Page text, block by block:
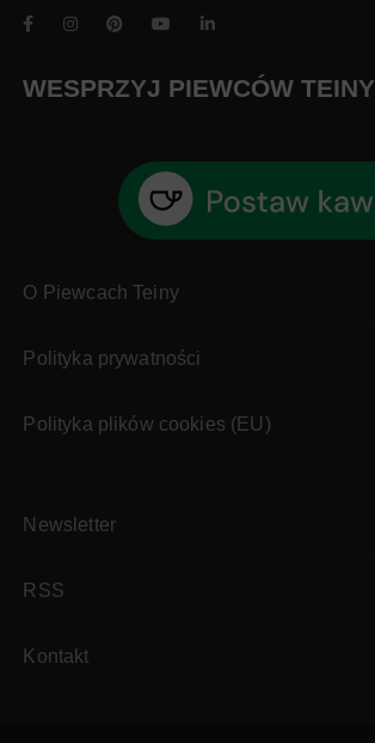
WESPRZYJ PIEWCÓW TEINY
O Piewcach Teiny
Polityka prywatności
Polityka plików cookies (EU)
Newsletter
RSS
Kontakt